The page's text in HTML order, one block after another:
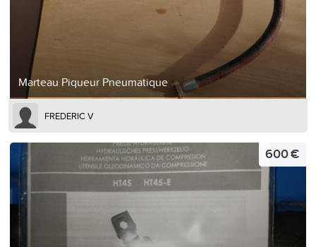
Marteau Piqueur Pneumatique
FREDERIC V
600 €